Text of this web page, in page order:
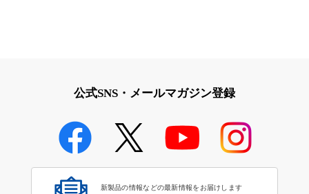
公式SNS・メールマガジン登録
新製品の情報などの最新情報をお届けします